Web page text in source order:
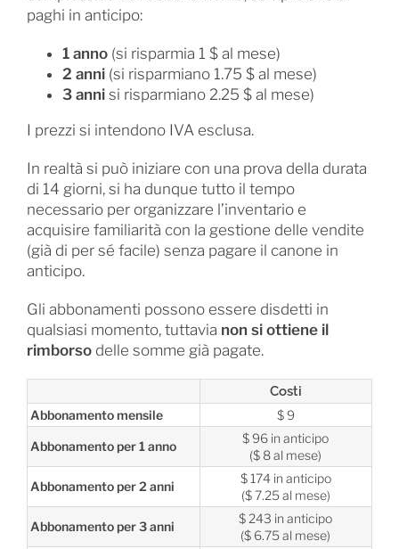
paghi in anticipo:
1 anno(si risparmia 1 $ al mese)
2 anni(si risparmiano 1.75 $ al mese)
3 annisi risparmiano 2.25 $ al mese)
I prezzi si intendono IVA esclusa.
In realtà si può iniziare con una prova della durata
di 14 giorni, si ha dunque tutto il tempo
necessario per organizzare l’inventario e
acquisire familiarità con la gestione delle vendite
(già di per sé facile) senza pagare il canone in
anticipo.
Gli abbonamenti possono essere disdetti in
qualsiasi momento, tuttavia non si ottiene il
rimborsodelle somme già pagate.
Costi
Abbonamento mensile $ 9
Abbonamento per 1 anno
$ 96 in anticipo
($ 8 al mese)
Abbonamento per 2 anni
$ 174 in anticipo
($ 7.25 al mese)
Abbonamento per 3 anni
$ 243 in anticipo
($ 6.75 al mese)